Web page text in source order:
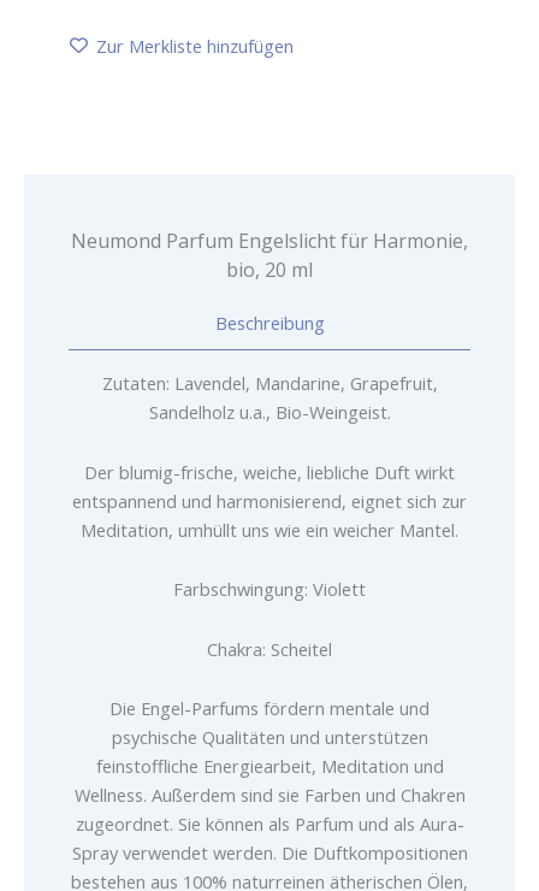
Harmonie,
Zur Merkliste hinzufügen
Neumond Parfum Engelslicht für Harmonie,
bio, 20 ml
Beschreibung
Zutaten: Lavendel, Mandarine, Grapefruit,
Sandelholz u.a., Bio-Weingeist.
Der blumig-frische, weiche, liebliche Duft wirkt
entspannend und harmonisierend, eignet sich zur
Meditation, umhüllt uns wie ein weicher Mantel.
Farbschwingung: Violett
Chakra: Scheitel
Die Engel-Parfums fördern mentale und
psychische Qualitäten und unterstützen
feinstoffliche Energiearbeit, Meditation und
Wellness. Außerdem sind sie Farben und Chakren
zugeordnet. Sie können als Parfum und als Aura-
Spray verwendet werden. Die Duftkompositionen
bestehen aus 100% naturreinen ätherischen Ölen,